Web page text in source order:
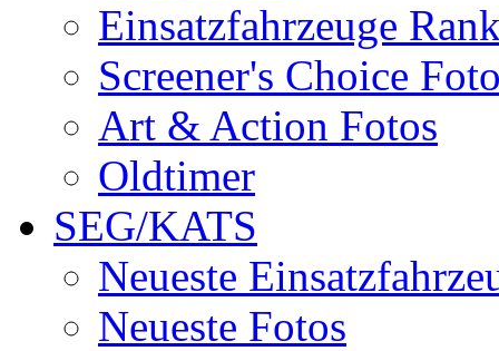
Einsatzfahrzeuge
Screener's Choice
Art & Action Fotos
Oldtimer
SEG/KATS
Neueste
Neueste Fotos